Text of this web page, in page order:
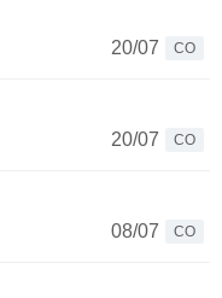
20/07
CO
20/07
CO
08/07
CO